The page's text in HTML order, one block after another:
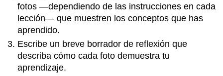
fotos —dependiendo de las instrucciones en cada
lección— que muestren los conceptos que has
aprendido.
Escribe un breve borrador de reflexión que
describa cómo cada foto demuestra tu
aprendizaje.